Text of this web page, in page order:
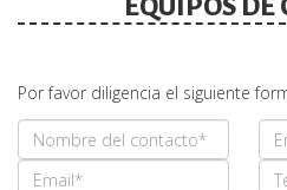
EQUIPOS DE
Por favor diligencia el siguiente